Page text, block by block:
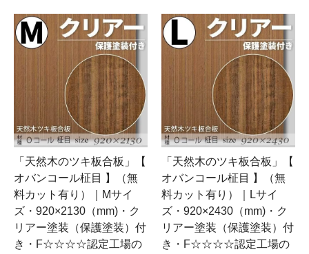
「天然木のツキ板合板」【
オバンコール柾目 】（無
料カット有り）｜Mサイ
ズ・920×2130（mm)・ク
リアー塗装（保護塗装）付
き・F☆☆☆☆認定工場の
「天然木のツキ板合板」【
オバンコール柾目 】（無
料カット有り）｜Lサイ
ズ・920×2430（mm)・ク
リアー塗装（保護塗装）付
き・F☆☆☆☆認定工場の